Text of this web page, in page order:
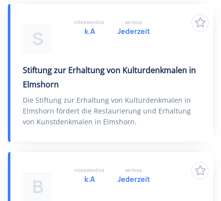
S
Stiftung zur Erhaltung von Kulturdenkmalen in
Elmshorn
Die Stiftung zur Erhaltung von Kulturdenkmalen in
Elmshorn fördert die Restaurierung und Erhaltung
von Kunstdenkmalen in Elmshorn.
FÖRDERHÖHE
k.A
ANTRAG
Jederzeit
B
FÖRDERHÖHE
k.A
ANTRAG
Jederzeit